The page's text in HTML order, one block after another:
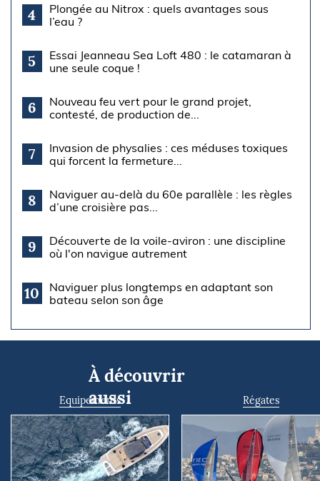
4
Plongée au Nitrox : quels avantages sous
l’eau ?
5
Essai Jeanneau Sea Loft 480 : le catamaran à
une seule coque !
6
Nouveau feu vert pour le grand projet,
contesté, de production de...
7
Invasion de physalies : ces méduses toxiques
qui forcent la fermeture...
8
Naviguer au-delà du 60e parallèle : les règles
d’une croisière pas...
9
Découverte de la voile-aviron : une discipline
où l'on navigue autrement
10
Naviguer plus longtemps en adaptant son
bateau selon son âge
À découvrir
aussi
Equipements Régates